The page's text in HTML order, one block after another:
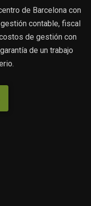
de Barcelona con
contable, fiscal
de gestión con
de un trabajo